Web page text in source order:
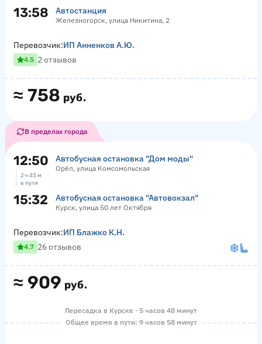
13:58 Автостанция
Железногорск, улица Никитина, 2
≈ 758 руб.
Перевозчик:ИП Анненков А.Ю.
4.5 2 отзывов
В пределах города
12:50 Автобусная остановка "Дом моды"
Орёл, улица Комсомольская
2 ч 45 м
в пути
15:32 Автобусная остановка "Автовокзал"
Курск, улица 50 лет Октября
≈ 909 руб.
Перевозчик:ИП Блажко К.Н.
4.7 26 отзывов
Пересадка в Курске · 5 часов 48 минут
Общее время в пути: 9 часов 58 минут